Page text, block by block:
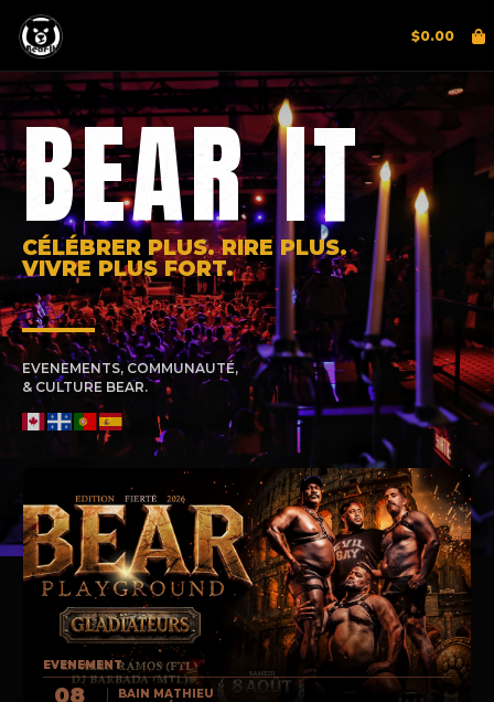
$0.00
BEAR IT
CÉLÉBRER PLUS. RIRE PLUS.
VIVRE PLUS FORT.
EVENEMENTS, COMMUNAUTÉ,
& CULTURE BEAR.
EVENEMENT
08
BAIN MATHIEU